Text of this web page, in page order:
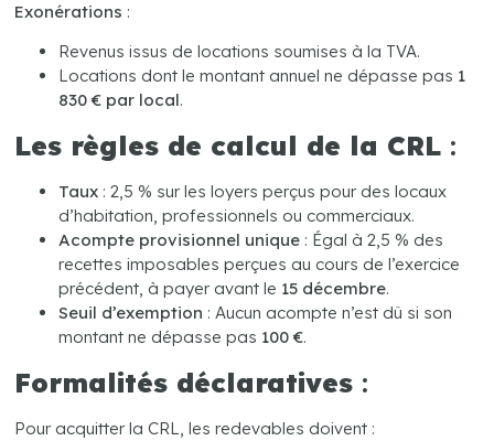
Exonérations :
Revenus issus de locations soumises à la TVA.
Locations dont le montant annuel ne dépasse pas 1
830 € par local.
Les règles de calcul de la CRL :
Taux : 2,5 % sur les loyers perçus pour des locaux
d’habitation, professionnels ou commerciaux.
Acompte provisionnel unique : Égal à 2,5 % des
recettes imposables perçues au cours de l’exercice
précédent, à payer avant le 15 décembre.
Seuil d’exemption : Aucun acompte n’est dû si son
montant ne dépasse pas 100 €.
Formalités déclaratives :
Pour acquitter la CRL, les redevables doivent :